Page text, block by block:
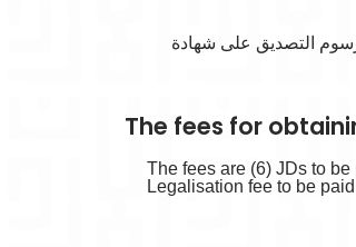
إلى رسوم التصديق على شهادة
The fees for
The fees are (6) JDs to
Legalisation fee to be